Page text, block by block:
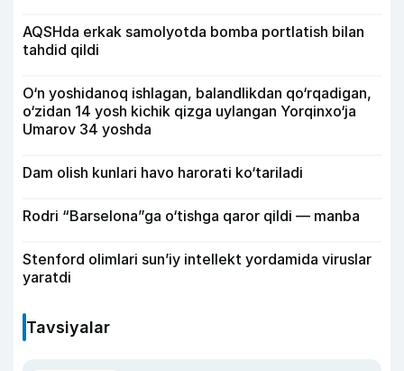
AQSHda erkak samolyotda bomba portlatish bilan
tahdid qildi
O‘n yoshidanoq ishlagan, balandlikdan qo‘rqadigan,
o‘zidan 14 yosh kichik qizga uylangan Yorqinxo‘ja
Umarov 34 yoshda
Dam olish kunlari havo harorati ko‘tariladi
Rodri “Barselona”ga o‘tishga qaror qildi — manba
Stenford olimlari sun’iy intellekt yordamida viruslar
yaratdi
Tavsiyalar